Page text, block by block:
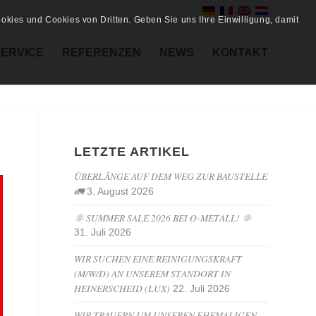
REFERENZEN NEWS KONTAKT
LETZTE ARTIKEL
ÜBERLÄNGE AUF DEM WEG ZUR BAUSTELLE
🚛 3. August 2026
🌞 SUMMER SALE 2026 BEI O-METALL! 🌞
31. Juli 2026
WIR SUCHEN EINE REINIGUNGSKRAFT
(M/W/D) AN UNSEREM STANDORT IN
HEINERSCHEID (LUX) 22. Juli 2026
und Cookies von Dritten. Geben Sie uns Ihre Einwilligung, damit